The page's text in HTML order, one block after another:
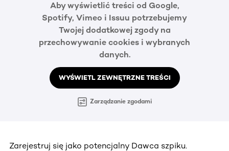
Aby wyświetlić treści od Google,
Spotify, Vimeo i Issuu potrzebujemy
Twojej dodatkowej zgody na
przechowywanie cookies i wybranych
danych.
WYŚWIETL ZEWNĘTRZNE TREŚCI
Zarządzanie zgodami
Zarejestruj się jako potencjalny Dawca szpiku.